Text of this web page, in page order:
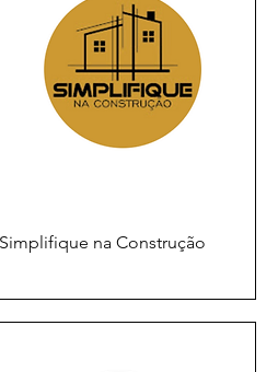
Simplifique na Construção